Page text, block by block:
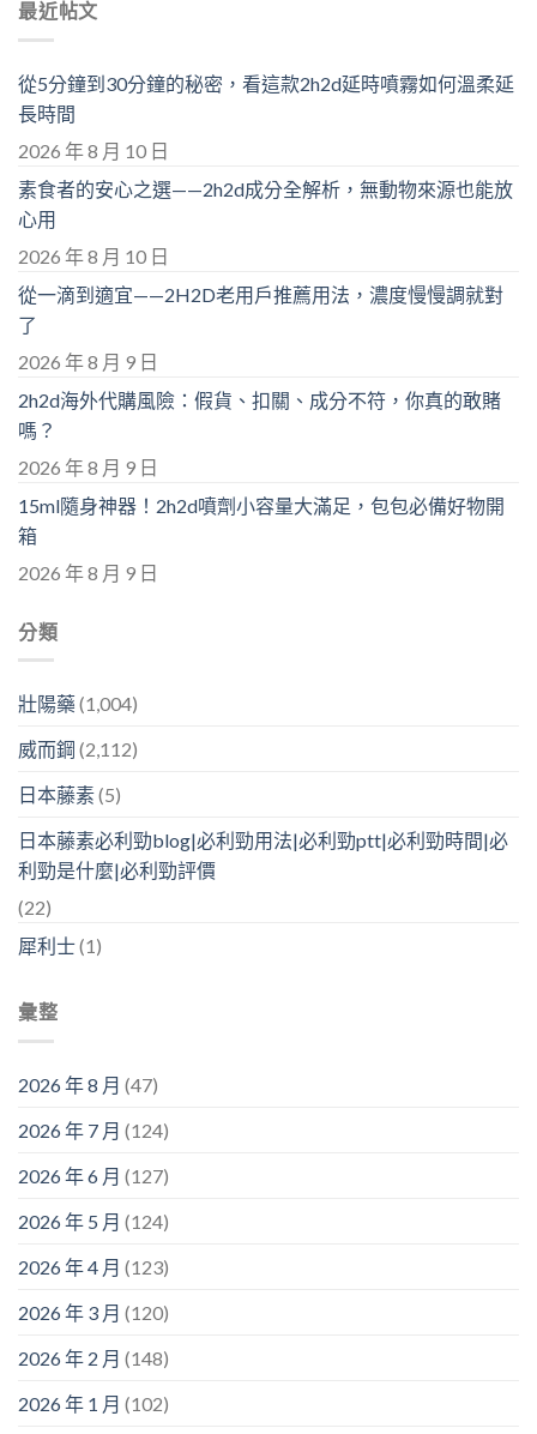
最近帖文
從5分鐘到30分鐘的秘密，看這款2h2d延時噴霧如何溫柔延
長時間
2026 年 8 月 10 日
素食者的安心之選——2h2d成分全解析，無動物來源也能放
心用
2026 年 8 月 10 日
從一滴到適宜——2H2D老用戶推薦用法，濃度慢慢調就對
了
2026 年 8 月 9 日
2h2d海外代購風險：假貨、扣關、成分不符，你真的敢賭
嗎？
2026 年 8 月 9 日
15ml隨身神器！2h2d噴劑小容量大滿足，包包必備好物開
箱
2026 年 8 月 9 日
分類
壯陽藥(1,004)
威而鋼 (2,112)
日本藤素(5)
日本藤素必利勁blog|必利勁用法|必利勁ptt|必利勁時間|必
利勁是什麼|必利勁評價
(22)
犀利士(1)
彙整
2026 年 8 月 (47)
2026 年 7 月 (124)
2026 年 6 月 (127)
2026 年 5 月 (124)
2026 年 4 月 (123)
2026 年 3 月 (120)
2026 年 2 月 (148)
2026 年 1 月 (102)